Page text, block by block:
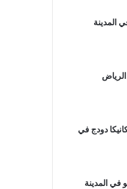
المدينة
دودج في
في المدينة